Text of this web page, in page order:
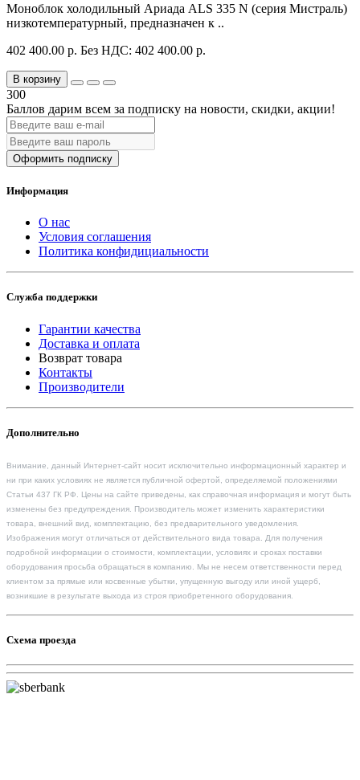
Моноблок холодильный Ариада ALS 335 N (серия Мистраль)
низкотемпературный, предназначен к ..
402 400.00 р. Без НДС: 402 400.00 р.
В корзину
300
Баллов дарим всем за подписку на новости, скидки, акции!
Оформить подписку
Информация
О нас
Условия соглашения
Политика конфидициальности
Служба поддержки
Гарантии качества
Доставка и оплата
Возврат товара
Контакты
Производители
Дополнительно
Внимание, данный Интернет-сайт носит исключительно информационный характер и
ни при каких условиях не является публичной офертой, определяемой положениями
Статьи 437 ГК РФ. Цены на сайте приведены, как справочная информация и могут быть
изменены без предупреждения. Производитель может изменить характеристики
товара, внешний вид, комплектацию, без предварительного уведомления.
Изображения могут отличаться от действительного вида товара. Для получения
подробной информации о стоимости, комплектации, условиях и сроках поставки
оборудования просьба обращаться в компанию. Мы не несем ответственности перед
клиентом за прямые или косвенные убытки, упущенную выгоду или иной ущерб,
возникшие в результате выхода из строя приобретенного оборудования.
Схема проезда